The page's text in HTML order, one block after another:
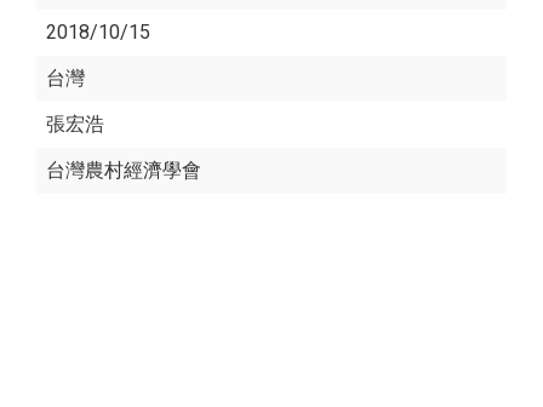
2018/10/15
台灣
張宏浩
台灣農村經濟學會